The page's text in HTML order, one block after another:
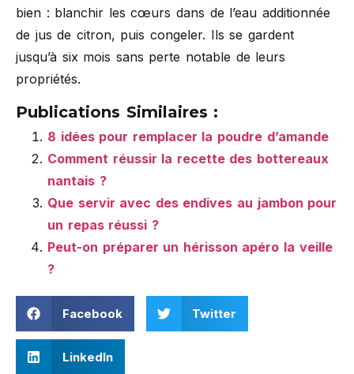
bien : blanchir les cœurs dans de l’eau additionnée
de jus de citron, puis congeler. Ils se gardent
jusqu’à six mois sans perte notable de leurs
propriétés.
Publications Similaires :
8 idées pour remplacer la poudre d’amande
Comment réussir la recette des bottereaux
nantais ?
Que servir avec des endives au jambon pour
un repas réussi ?
Peut-on préparer un hérisson apéro la veille
?
Facebook Twitter
LinkedIn